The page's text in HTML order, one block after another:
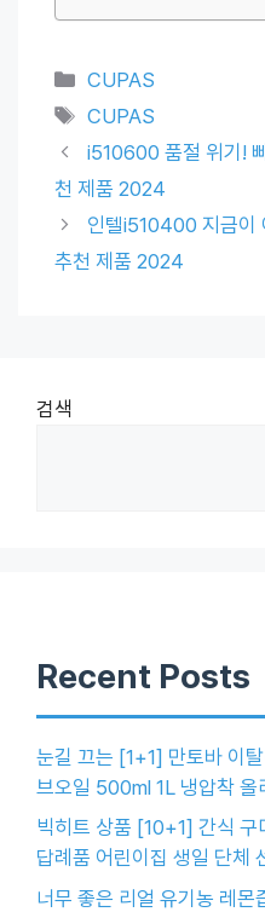
Categories
CUPAS
Tags
CUPAS
i510600 품절 위기!
천 제품 2024
인텔i510400 지금이
추천 제품 2024
검색
Recent Posts
눈길 끄는 [1+1] 만토바 이
브오일 500ml 1L 냉압착 올
빅히트 상품 [10+1] 간식 구
답례품 어린이집 생일 단체
너무 좋은 리얼 유기농 레